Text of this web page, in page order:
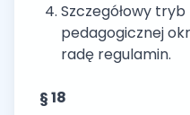
Szczegółowy
pedagogicznej
radę regulamin.
§ 18